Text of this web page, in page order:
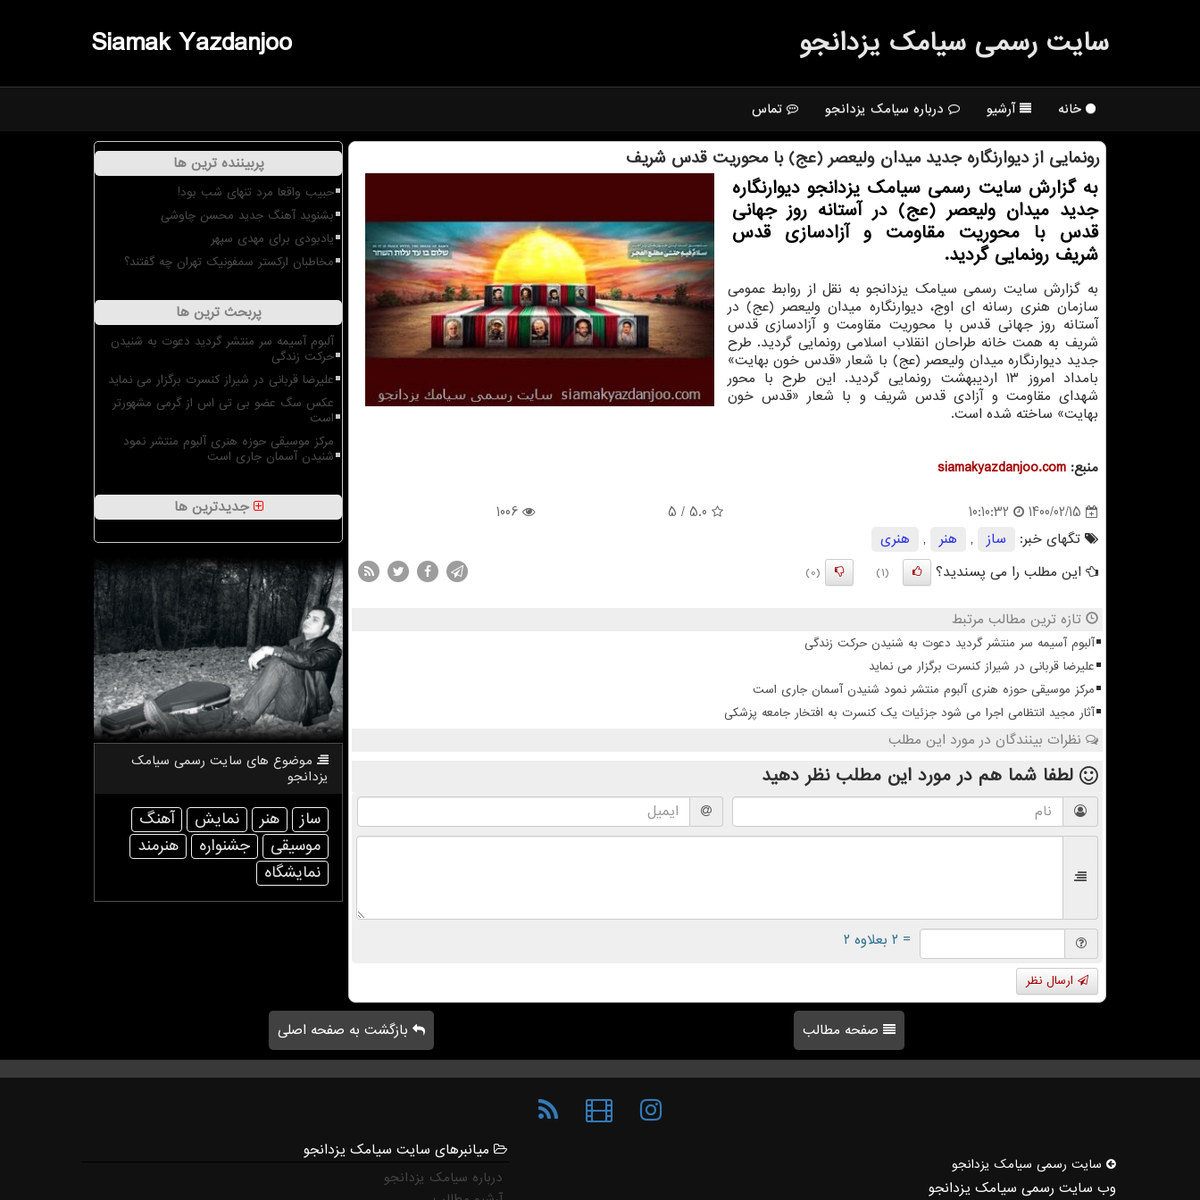
Siamak Yazdanjoo سایت رسمی سیامك یزدانجو
خانه آرشیو درباره سیامک یزدانجو تماس
رونمایی از دیوارنگاره جدید میدان ولیعصر (عج) با محوریت قدس شریف
به گزارش سایت رسمی سیامک یزدانجو دیوارنگاره
جدید میدان ولیعصر (عج) در آستانه روز جهانی
قدس با محوریت مقاومت و آزادسازی قدس
شریف رونمایی گردید.
به گزارش سایت رسمی سیامک یزدانجو به نقل از روابط عمومی
سازمان هنری رسانه ای اوج، دیوارنگاره میدان ولیعصر (عج) در
آستانه روز جهانی قدس با محوریت مقاومت و آزادسازی قدس
شریف به همت خانه طراحان انقلاب اسلامی رونمایی گردید. طرح
جدید دیوارنگاره میدان ولیعصر (عج) با شعار «قدس خون بهایت»
بامداد امروز ۱۳ اردیبهشت رونمایی گردید. این طرح با محور
شهدای مقاومت و آزادی قدس شریف و با شعار «قدس خون
بهایت» ساخته شده است.
منبع: siamakyazdanjoo.com
1400/02/15
10:10:32
5.0
/ 5
1006
تگهای خبر:
ساز , هنر ,
هنری
این مطلب را می پسندید؟
(1)
(0)
تازه ترین مطالب مرتبط
آلبوم آسیمه سر منتشر گردید دعوت به شنیدن حرکت زندگی
علیرضا قربانی در شیراز کنسرت برگزار می نماید
مرکز موسیقی حوزه هنری آلبوم منتشر نمود شنیدن آسمان جاری است
آثار مجید انتظامی اجرا می شود جزئیات یک کنسرت به افتخار جامعه پزشکی
نظرات بینندگان در مورد این مطلب
لطفا شما هم در مورد این مطلب نظر دهید
= ۲ بعلاوه ۲
ارسال نظر
پربیننده ترین ها
حبیب واقعا مرد تنهای شب بود!
بشنوید آهنگ جدید محسن چاوشی
یادبودی برای مهدی سپهر
مخاطبان ارکستر سمفونیک تهران چه گفتند؟
پربحث ترین ها
آلبوم آسیمه سر منتشر گردید دعوت به شنیدن
حرکت زندگی
علیرضا قربانی در شیراز کنسرت برگزار می نماید
عکس سگ عضو بی تی اس از گرمی مشهورتر
است
مرکز موسیقی حوزه هنری آلبوم منتشر نمود
شنیدن آسمان جاری است
جدیدترین ها
موضوع های سایت رسمی سیامك
یزدانجو
ساز هنر نمایش
آهنگ
موسیقی
جشنواره
هنرمند
نمایشگاه
صفحه مطالب بازگشت به صفحه اصلی
سایت رسمی سیامك یزدانجو
وب سایت رسمی سیامک یزدانجو
میانبرهای سایت سیامک یزدانجو
درباره سیامک یزدانجو